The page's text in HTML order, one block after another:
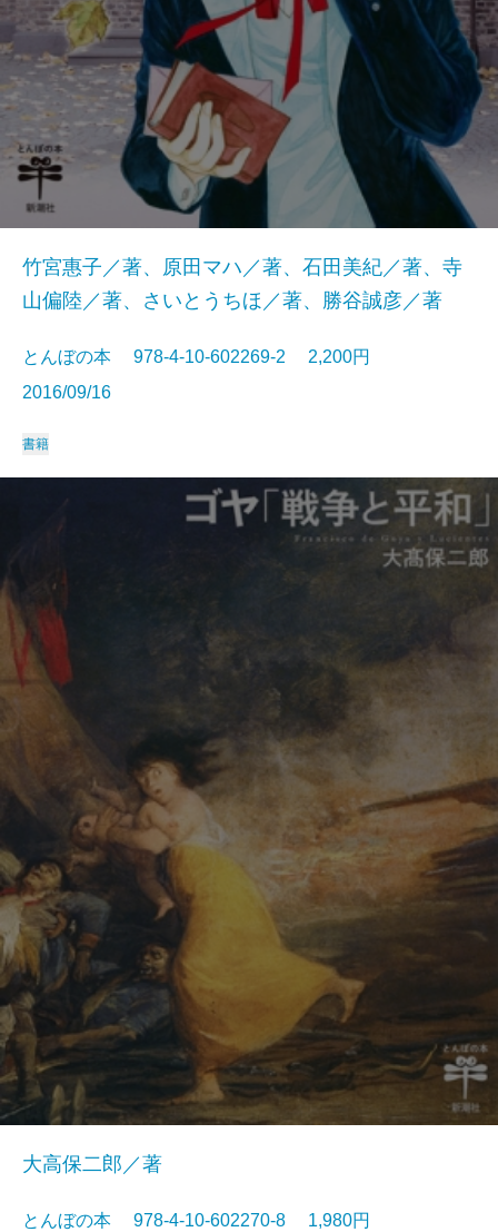
竹宮惠子／著、原田マハ／著、石田美紀／著、寺
山偏陸／著、さいとうちほ／著、勝谷誠彦／著
とんぼの本 978-4-10-602269-2 2,200円
2016/09/16
書籍
大高保二郎／著
とんぼの本 978-4-10-602270-8 1,980円